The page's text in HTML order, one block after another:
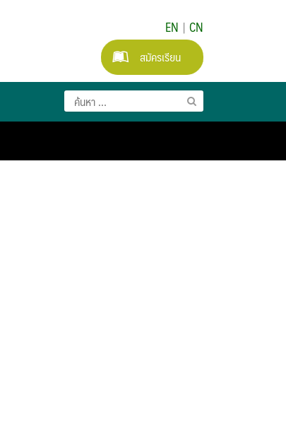
EN | CN
สมัครเรียน